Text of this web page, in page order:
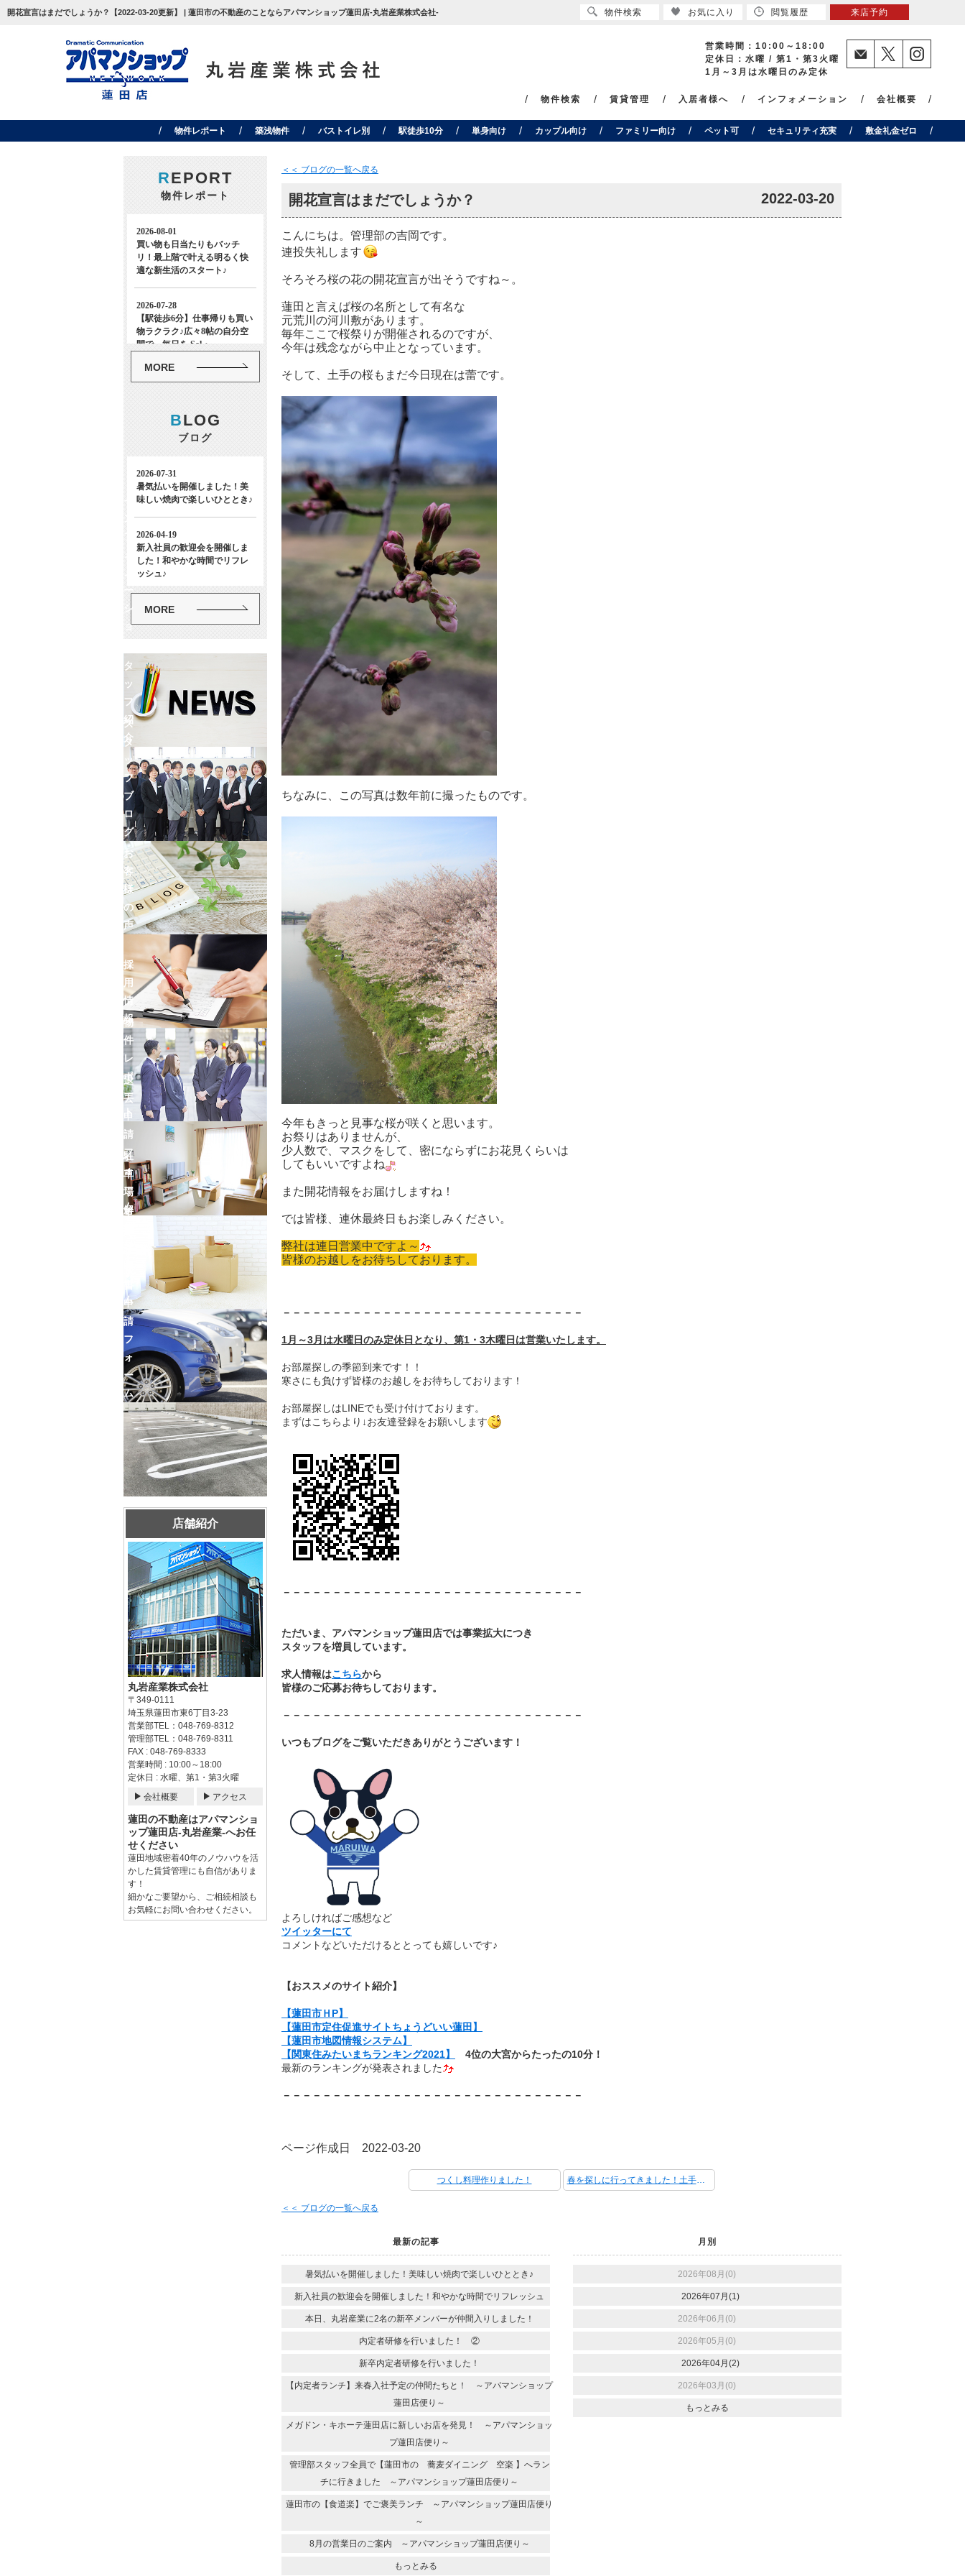
開花宣言はまだでしょうか？【2022-03-20更新】 | 蓮田市の不動産のことならアパマンショップ蓮田店-丸岩産業株式会社-
営業時間：10:00～18:00
定休日：水曜 / 第1・第3火曜
1月～3月は水曜日のみ定休
物件検索 賃貸管理 入居者様へ インフォメーション 会社概要
物件レポート 築浅物件 バストイレ別 駅徒歩10分 単身向け カップル向け ファミリー向け ペット可 セキュリティ充実 敷金礼金ゼロ
＜＜ ブログの一覧へ戻る
開花宣言はまだでしょうか？ 2022-03-20
こんにちは。管理部の吉岡です。
連投失礼します
そろそろ桜の花の開花宣言が出そうですね～。
蓮田と言えば桜の名所として有名な
元荒川の河川敷があります。
毎年ここで桜祭りが開催されるのですが、
今年は残念ながら中止となっています。
そして、土手の桜もまだ今日現在は蕾です。
ちなみに、この写真は数年前に撮ったものです。
今年もきっと見事な桜が咲くと思います。
お祭りはありませんが、
少人数で、マスクをして、密にならずにお花見くらいは
してもいいですよね
また開花情報をお届けしますね！
では皆様、連休最終日もお楽しみください。
弊社は連日営業中ですよ～
皆様のお越しをお待ちしております。
－－－－－－－－－－－－－－－－－－－－－－－－－－－－－－
1月～3月は水曜日のみ定休日となり、第1・3木曜日は営業いたします。
お部屋探しの季節到来です！！
寒さにも負けず皆様のお越しをお待ちしております！
お部屋探しはLINEでも受け付けております。
まずはこちらより↓お友達登録をお願いします
－－－－－－－－－－－－－－－－－－－－－－－－－－－－－－
ただいま、アパマンショップ蓮田店では事業拡大につき
スタッフを増員しています。
求人情報はこちらから
皆様のご応募お待ちしております。
－－－－－－－－－－－－－－－－－－－－－－－－－－－－－－
いつもブログをご覧いただきありがとうございます！
よろしければご感想など
ツイッターにて
コメントなどいただけるととっても嬉しいです♪
【おススメのサイト紹介】
【蓮田市ＨP】
【蓮田市定住促進サイトちょうどいい蓮田】
【蓮田市地図情報システム】
【関東住みたいまちランキング2021】
4位の大宮からたったの10分！
最新のランキングが発表されました
－－－－－－－－－－－－－－－－－－－－－－－－－－－－－－
ページ作成日 2022-03-20
つくし料理作りました！ 春を探しに行ってきました！土手はつくしがいっぱいです
＜＜ ブログの一覧へ戻る
最新の記事
暑気払いを開催しました！美味しい焼肉で楽しいひととき♪
新入社員の歓迎会を開催しました！和やかな時間でリフレッシュ
本日、丸岩産業に2名の新卒メンバーが仲間入りしました！
内定者研修を行いました！ ②
新卒内定者研修を行いました！
【内定者ランチ】来春入社予定の仲間たちと！ ～アパマンショップ
蓮田店便り～
メガドン・キホーテ蓮田店に新しいお店を発見！ ～アパマンショッ
プ蓮田店便り～
管理部スタッフ全員で【蓮田市の 蕎麦ダイニング 空楽 】へラン
チに行きました ～アパマンショップ蓮田店便り～
蓮田市の【食道楽】でご褒美ランチ ～アパマンショップ蓮田店便り
～
8月の営業日のご案内 ～アパマンショップ蓮田店便り～
もっとみる
月別
2026年08月(0)
2026年07月(1)
2026年06月(0)
2026年05月(0)
2026年04月(2)
2026年03月(0)
もっとみる
REPORT
物件レポート
MORE
BLOG
ブログ
MORE
イ
ン
ー
シ
ョ
タ
ッ
フ
紹
介
ス
タ
ッ
フ
ブ
ロ
グ
お
客
様
の
声
採
用
情
報
物
件
レ
ポ
ー
ト
退
去
申
請
フ
ォ
ー
ム
駐
車
場
解
ム
車
申
請
フ
ォ
ー
ム
店舗紹介
丸岩産業株式会社
〒349-0111
埼玉県蓮田市東6丁目3-23
営業部TEL：048-769-8312
管理部TEL：048-769-8311
FAX : 048-769-8333
営業時間 : 10:00～18:00
定休日 : 水曜、第1・第3火曜
会社概要
アクセス
蓮田の不動産はアパマンショ
ップ蓮田店-丸岩産業-へお任
せください
蓮田地域密着40年のノウハウを活
かした賃貸管理にも自信がありま
す！
細かなご要望から、ご相続相談も
お気軽にお問い合わせください。
物件検索 お気に入り 閲覧履歴 来店予約